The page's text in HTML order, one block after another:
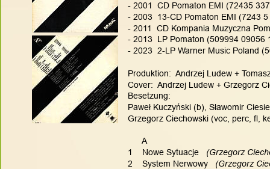
- 2001  CD Pomaton EMI (72435
- 2003  13-CD Pomaton EMI (7243
- 2011  CD Kompania Muzyczna
- 2013  LP Pomaton (509994 09056
- 2023  2-LP Warner Music Poland
Produktion:  Andrzej Ludew +
Cover:  Andrzej Ludew + Grzegorz
Besetzung:
Paweł Kuczyński (b), Sławomir
Grzegorz Ciechowski (voc, perc, fl,
      A
1    Nowe Sytuacje
(Grzegorz
2    System Nerwowy
(Grzegorz